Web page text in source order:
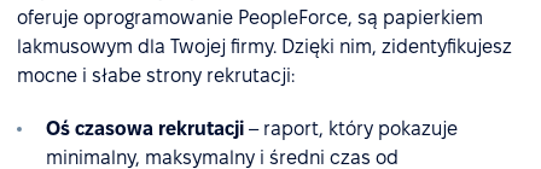
oferuje oprogramowanie PeopleForce, są papierkiem
lakmusowym dla Twojej firmy. Dzięki nim, zidentyfikujesz
mocne i słabe strony rekrutacji:
Oś czasowa rekrutacji – raport, który pokazuje
minimalny, maksymalny i średni czas od